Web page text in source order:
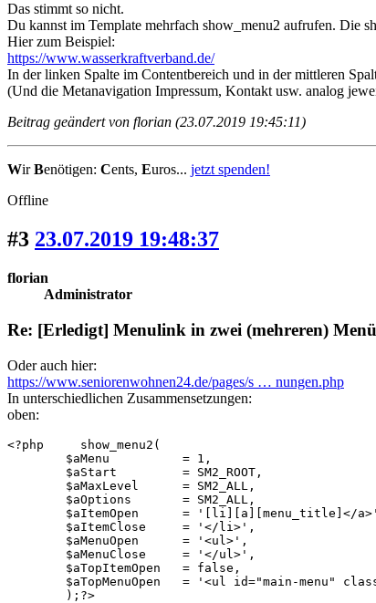
Das stimmt so nicht.
Du kannst im Template mehrfach show_menu2 aufrufen. Die
Hier zum Beispiel:
https://www.wasserkraftverband.de/
In der linken Spalte im Contentbereich und in der mittleren
(Und die Metanavigation Impressum, Kontakt usw. analog
Beitrag geändert von florian (23.07.2019 19:45:11)
WirBenötigen: Cents, Euros... jetzt spenden!
Offline
#3 23.07.2019 19:48:37
florian
Administrator
Re: [Erledigt] Menulink in zwei (mehreren)
Oder auch hier:
https://www.seniorenwohnen24.de/pages/s … nungen.php
In unterschiedlichen Zusammensetzungen:
oben:
<?php     show_menu2(
        $aMenu          = 1,
        $aStart         = SM2_ROOT,
        $aMaxLevel      = SM2_ALL,
        $aOptions       = SM2_ALL,
$aItemOpen      = '[li][a][menu_title]</
        $aItemClose     = '</li>',
        $aMenuOpen      = '<ul>',
        $aMenuClose     = '</ul>',
        $aTopItemOpen   = false,
$aTopMenuOpen   = '<ul id="main-menu"
        );?>